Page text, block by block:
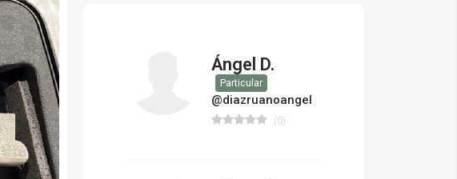
Ángel D.
Particular
@diazruanoangel
(0)